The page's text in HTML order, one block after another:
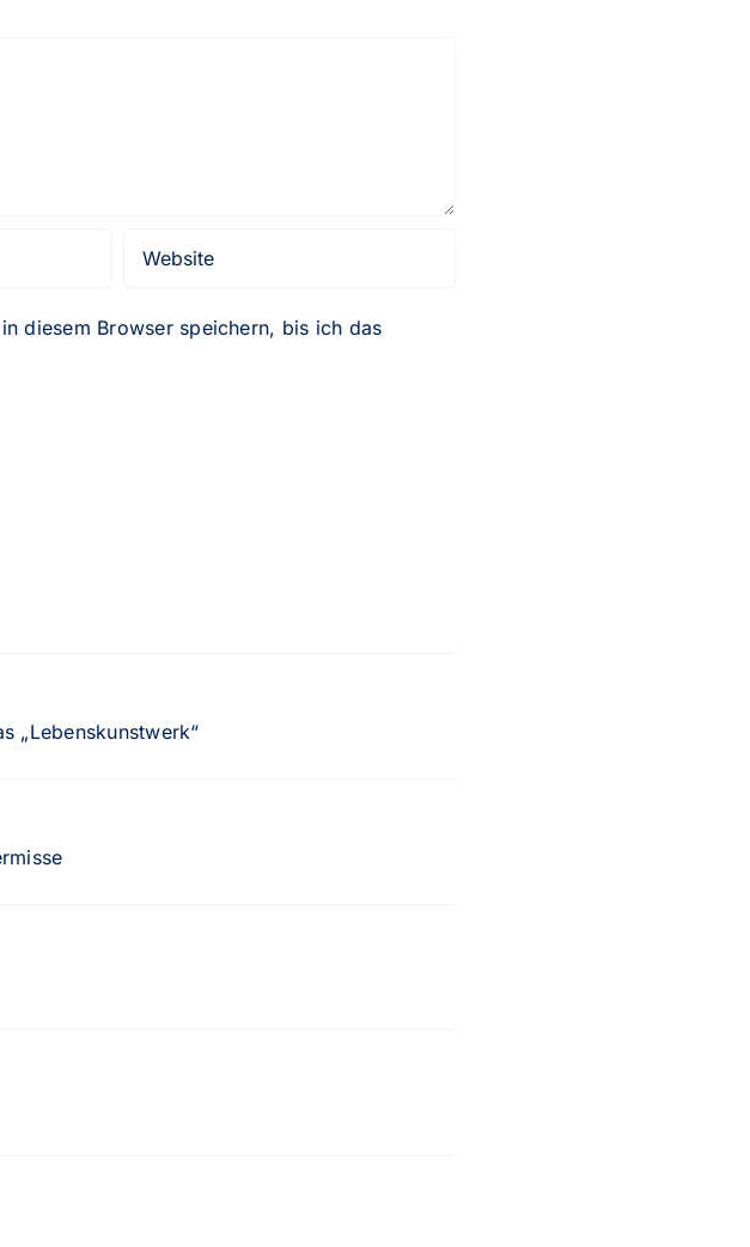
„Lebenskunstwerk“
diesem Browser speichern, bis ich das